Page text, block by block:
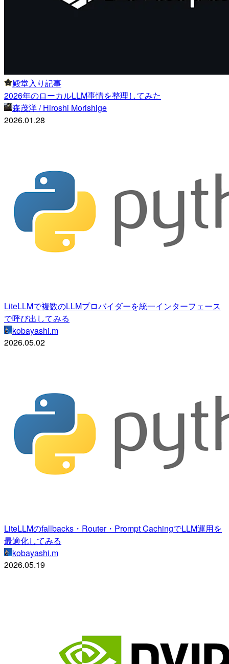
殿堂入り記事
2026年のローカルLLM事情を整理してみた
森茂洋 / Hiroshi Morishige
2026.01.28
LiteLLMで複数のLLMプロバイダーを統一インターフェース
で呼び出してみる
kobayashi.m
2026.05.02
LiteLLMのfallbacks・Router・Prompt CachingでLLM運用を
最適化してみる
kobayashi.m
2026.05.19